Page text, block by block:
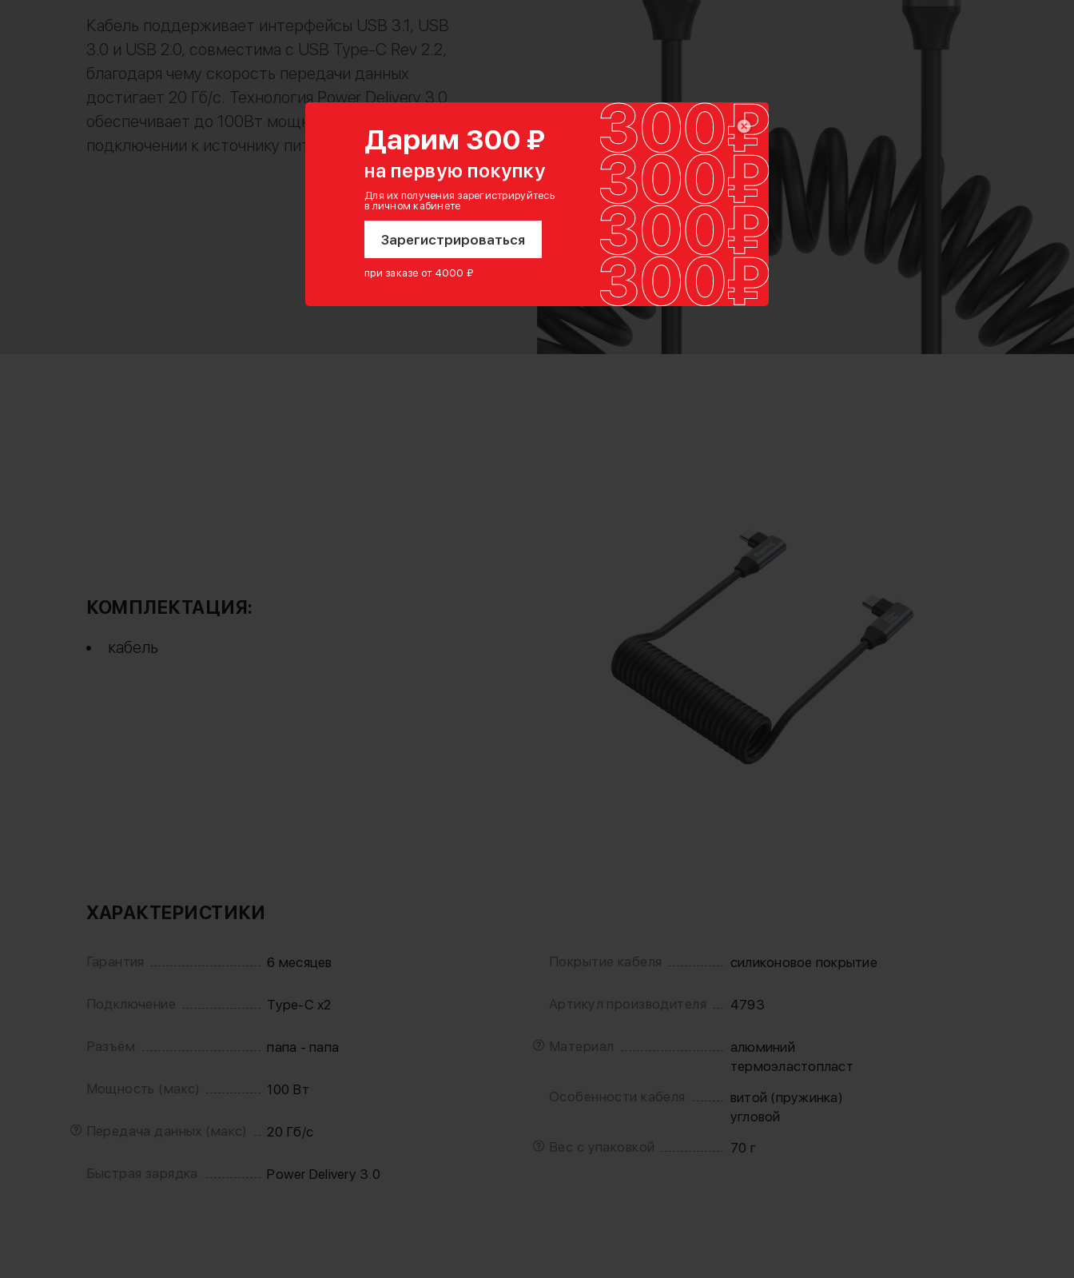
Дарим 300 ₽
на первую покупку
Для их получения зарегистрируйтесь
в личном кабинете
Зарегистрироваться
при заказе от 4000 ₽
Кабель поддерживает интерфейсы USB 3.1, USB
3.0 и USB 2.0, совместима с USB Type-C Rev 2.2,
благодаря чему скорость передачи данных
достигает 20 Гб/с. Технология Power Delivery 3.0
обеспечивает до 100Вт мощности при
подключении к источнику питания
КОМПЛЕКТАЦИЯ:
кабель
ХАРАКТЕРИСТИКИ
Гарантия 6 месяцев
Подключение Type-C x2
Разъём папа - папа
Мощность (макс) 100 Вт
Передача данных (макс) 20 Гб/с
Быстрая зарядка Power Delivery 3.0
Покрытие кабеля силиконовое покрытие
Артикул производителя 4793
Материал
алюминий
термоэластопласт
Особенности кабеля
витой (пружинка)
угловой
Вес с упаковкой
70 г